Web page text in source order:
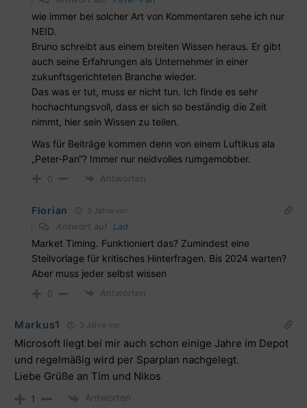
wie immer bei solcher Art von Kommentaren sehe ich nur
NEID.
Bruno schreibt aus einem breiten Wissen heraus. Er gibt
auch seine Erfahrungen als Unternehmer in einer
zukunftsgerichteten Branche wieder.
Das was er tut, muss er nicht tun. Ich finde es sehr
hochachtungsvoll, dass er sich so beständig die Zeit
nimmt, hier sein Wissen zu teilen.
Was für Beiträge kommen denn von einem Luftikus ala
„Peter-Pan“? Immer nur neidvolles rumgemobber.
0 Antworten
Florian 3 Jahre vor
Antwort auf Lad
Market Timing. Funktioniert das? Zumindest eine
Steilvorlage für kritisches Hinterfragen. Bis 2024 warten?
Aber muss jeder selbst wissen
0 Antworten
Markus1 3 Jahre vor
Microsoft liegt bei mir auch schon einige Jahre im Depot
und regelmäßig wird per Sparplan nachgelegt.
Liebe Grüße an Tim und Nikos
1 Antworten